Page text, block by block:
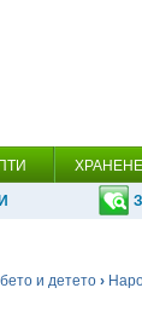
ХРАНЕНЕ
и детето ›